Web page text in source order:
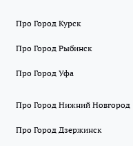
Про Город Курск
Про Город Рыбинск
Про Город Уфа
Про Город Нижний Новгород
Про Город Дзержинск